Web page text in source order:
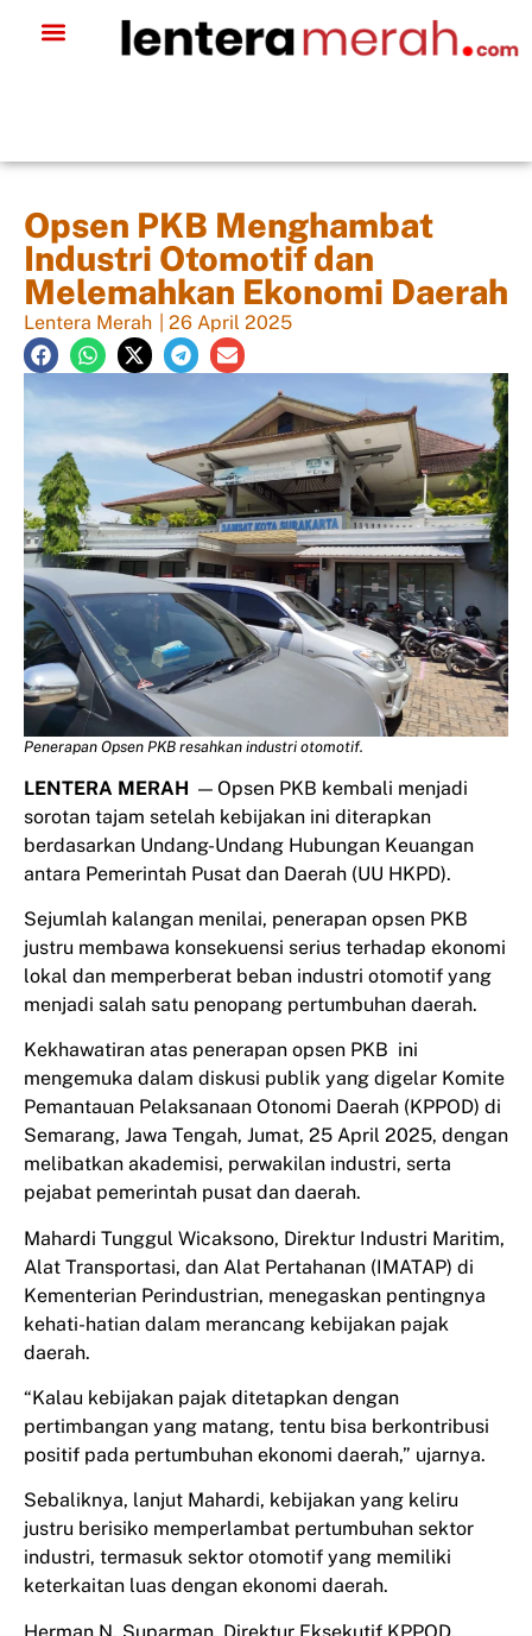
Opsen PKB Menghambat
Industri Otomotif dan
Melemahkan Ekonomi Daerah
Lentera Merah 26 April 2025
Penerapan Opsen PKB resahkan industri otomotif.
LENTERA MERAH — Opsen PKB kembali menjadi
sorotan tajam setelah kebijakan ini diterapkan
berdasarkan Undang-Undang Hubungan Keuangan
antara Pemerintah Pusat dan Daerah (UU HKPD).
Sejumlah kalangan menilai, penerapan opsen PKB
justru membawa konsekuensi serius terhadap ekonomi
lokal dan memperberat beban industri otomotif yang
menjadi salah satu penopang pertumbuhan daerah.
Kekhawatiran atas penerapan opsen PKB ini
mengemuka dalam diskusi publik yang digelar Komite
Pemantauan Pelaksanaan Otonomi Daerah (KPPOD) di
Semarang, Jawa Tengah, Jumat, 25 April 2025, dengan
melibatkan akademisi, perwakilan industri, serta
pejabat pemerintah pusat dan daerah.
Mahardi Tunggul Wicaksono, Direktur Industri Maritim,
Alat Transportasi, dan Alat Pertahanan (IMATAP) di
Kementerian Perindustrian, menegaskan pentingnya
kehati-hatian dalam merancang kebijakan pajak
daerah.
“Kalau kebijakan pajak ditetapkan dengan
pertimbangan yang matang, tentu bisa berkontribusi
positif pada pertumbuhan ekonomi daerah,” ujarnya.
Sebaliknya, lanjut Mahardi, kebijakan yang keliru
justru berisiko memperlambat pertumbuhan sektor
industri, termasuk sektor otomotif yang memiliki
keterkaitan luas dengan ekonomi daerah.